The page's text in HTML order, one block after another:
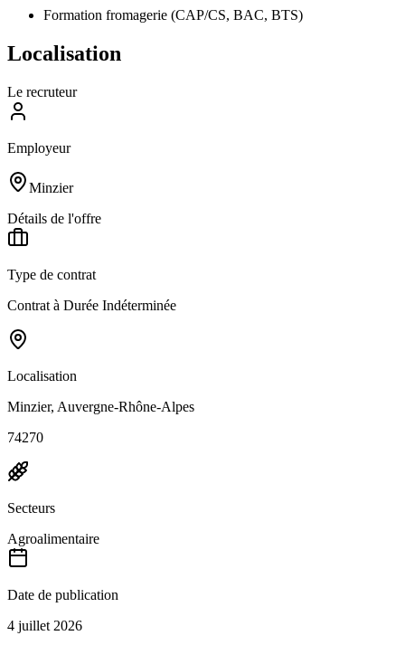
Formation fromagerie (CAP/CS, BAC, BTS)
Localisation
Le recruteur
Employeur
Minzier
Détails de l'offre
Type de contrat
Contrat à Durée Indéterminée
Localisation
Minzier, Auvergne-Rhône-Alpes
74270
Secteurs
Agroalimentaire
Date de publication
4 juillet 2026